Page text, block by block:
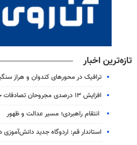
تازه‌ترین اخبار
ترافیک در محورهای کندوان و هراز
افزایش ۱۳ درصدی مجروحان تصادفات جاده‌ای در ایام اربعین
انتقام راهبردی؛ مسیر عدالت و ظهور
استاندار قم: اردوگاه جدید